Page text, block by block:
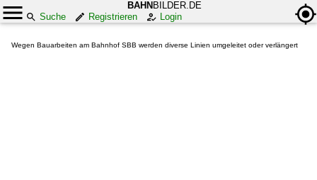
BAHN BILDER.DE
Suche
Registrieren Login
Wegen Bauarbeiten am Bahnhof SBB werden diverse Linien umgeleitet oder verlängert